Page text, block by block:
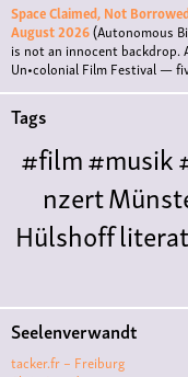
Space Claimed, Not
August 2026(Autonomous
is not an innocent backdrop.
Un•colonial Film Festival —
Tags
#film#musik
nzert
Hülshoff
Literature
Seelenverwandt
tacker.fr – Freiburg